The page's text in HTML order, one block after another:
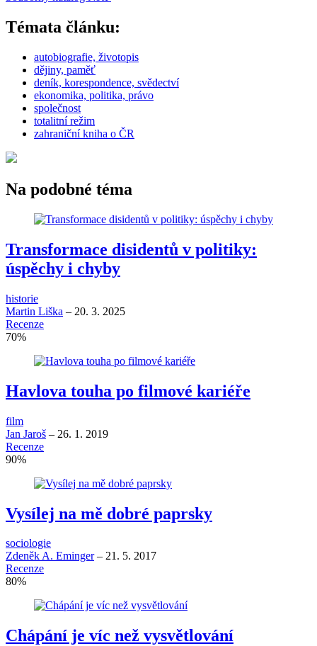
Témata článku:
autobiografie, životopis
dějiny, paměť
deník, korespondence, svědectví
ekonomika, politika, právo
společnost
totalitní režim
zahraniční kniha o ČR
Na podobné téma
Transformace disidentů v politiky:
úspěchy i chyby
historie
Martin Liška – 20. 3. 2025
Recenze
70%
Havlova touha po filmové kariéře
film
Jan Jaroš – 26. 1. 2019
Recenze
90%
Vysílej na mě dobré paprsky
sociologie
Zdeněk A. Eminger – 21. 5. 2017
Recenze
80%
Chápání je víc než vysvětlování